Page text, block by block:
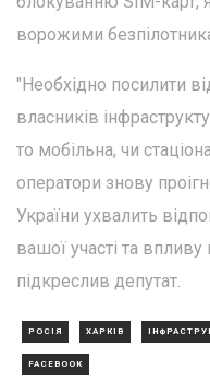
ворожими
"Необхідно посилити
власників
то мобільна, чи
оператори знову
України ухвалить
вашої участі та
підкреслив депутат.
РОСІЯ ХАРКІВ
FACEBOOK